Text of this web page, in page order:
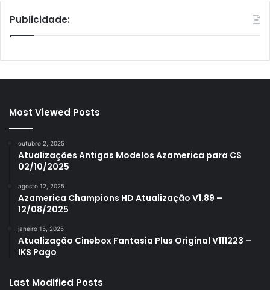
Publicidade:
Most Viewed Posts
outubro 2, 2025
Atualizações Antigas Modelos Azamerica para CS
02/10/2025
agosto 12, 2025
Azamerica Champions HD Atualização V1.89 –
12/08/2025
janeiro 15, 2025
Atualização Cinebox Fantasia Plus Original V111223 –
IKS Pago
Last Modified Posts